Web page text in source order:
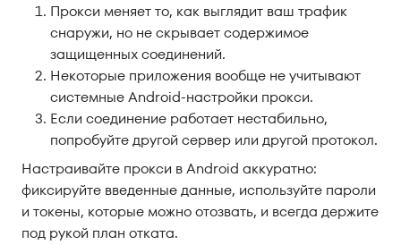
Прокси меняет то, как выглядит ваш трафик
снаружи, но не скрывает содержимое
защищенных соединений.
Некоторые приложения вообще не учитывают
системные Android-настройки прокси.
Если соединение работает нестабильно,
попробуйте другой сервер или другой протокол.
Настраивайте прокси в Android аккуратно:
фиксируйте введенные данные, используйте пароли
и токены, которые можно отозвать, и всегда держите
под рукой план отката.